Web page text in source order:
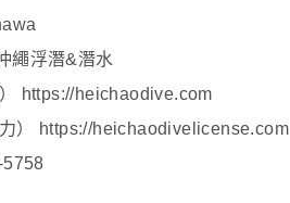
繩浮潛&潛水
https://heichaodive.com
） https://heichaodivelicense.com